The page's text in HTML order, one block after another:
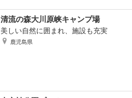
清流の森大川原峡キャンプ場
美しい自然に囲まれ、施設も充実
鹿児島県